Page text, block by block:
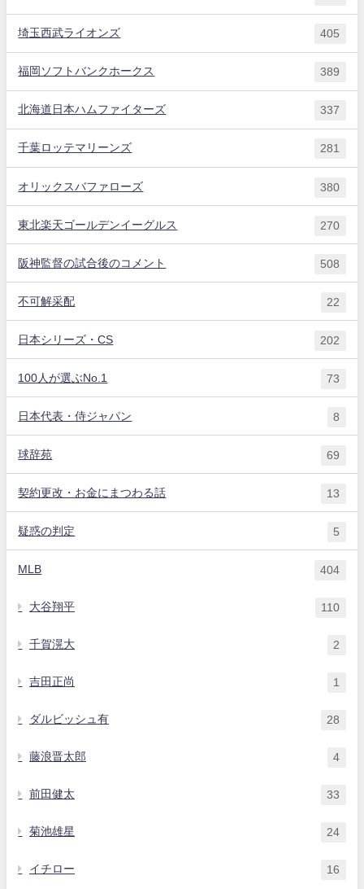
埼玉西武ライオンズ 405
福岡ソフトバンクホークス 389
北海道日本ハムファイターズ 337
千葉ロッテマリーンズ 281
オリックスバファローズ 380
東北楽天ゴールデンイーグルス 270
阪神監督の試合後のコメント 508
不可解采配 22
日本シリーズ・CS 202
100人が選ぶNo.1 73
日本代表・侍ジャパン 8
球辞苑 69
契約更改・お金にまつわる話 13
疑惑の判定 5
MLB 404
大谷翔平 110
千賀滉大 2
吉田正尚 1
ダルビッシュ有 28
藤浪晋太郎 4
前田健太 33
菊池雄星 24
イチロー 16